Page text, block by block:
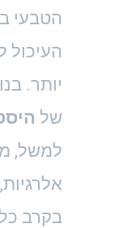
הטבעי
העיכול
יותר.
של
למשל,
בקרב